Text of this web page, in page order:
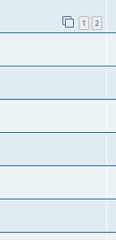
1 2